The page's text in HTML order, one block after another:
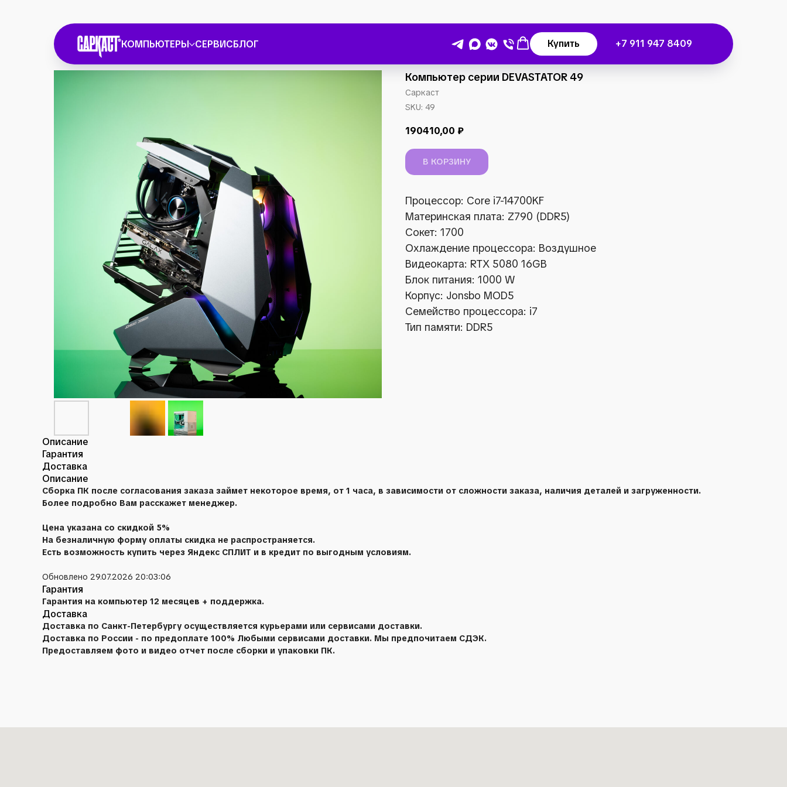
КОМПЬЮТЕРЫ СЕРВИСБЛОГ Купить +7 911 947 8409
Компьютер серии DEVASTATOR 49
Саркаст
SKU: 49
190410,00 ₽
В КОРЗИНУ
Процессор: Core i7-14700KF
Материнская плата: Z790 (DDR5)
Сокет: 1700
Охлаждение процессора: Воздушное
Видеокарта: RTX 5080 16GB
Блок питания: 1000 W
Корпус: Jonsbo MOD5
Семейство процессора: i7
Тип памяти: DDR5
Описание
Гарантия
Доставка
Описание
Сборка ПК после согласования заказа займет некоторое время, от 1 часа, в зависимости от сложности заказа, наличия деталей и загруженности.
Более подробно Вам расскажет менеджер.
Цена указана со скидкой 5%
На безналичную форму оплаты скидка не распространяется.
Есть возможность купить через Яндекс СПЛИТ и в кредит по выгодным условиям.
Обновлено 29.07.2026 20:03:06
Гарантия
Гарантия на компьютер 12 месяцев + поддержка.
Доставка
Доставка по Санкт-Петербургу осуществляется курьерами или сервисами доставки.
Доставка по России - по предоплате 100% Любыми сервисами доставки. Мы предпочитаем СДЭК.
Предоставляем фото и видео отчет после сборки и упаковки ПК.